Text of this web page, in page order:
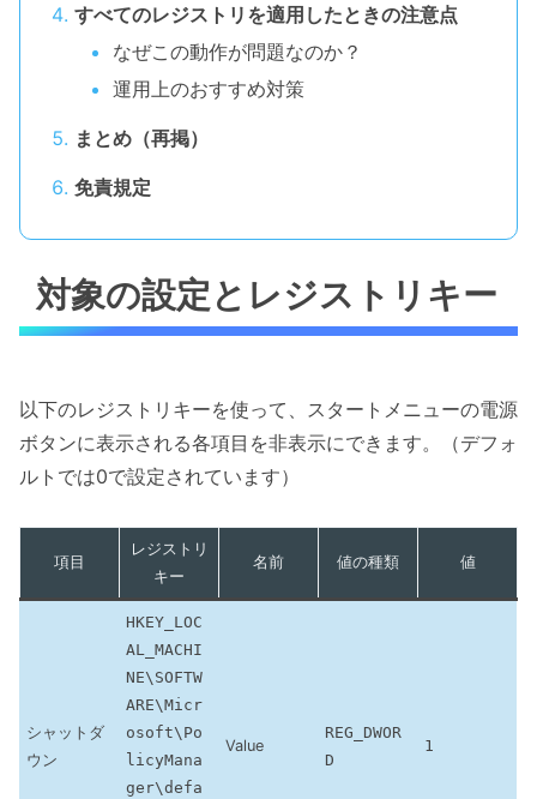
すべてのレジストリを適用したときの注意点
なぜこの動作が問題なのか？
運用上のおすすめ対策
まとめ（再掲）
免責規定
対象の設定とレジストリキー
以下のレジストリキーを使って、スタートメニューの電源
ボタンに表示される各項目を非表示にできます。（デフォ
ルトでは0で設定されています）
項目
レジストリ
キー
名前 値の種類 値
シャットダ
ウン
HKEY_LOC
AL_MACHI
NE\SOFTW
ARE\Micr
osoft\Po
licyMana
ger\defa
Value
REG_DWOR
D
1